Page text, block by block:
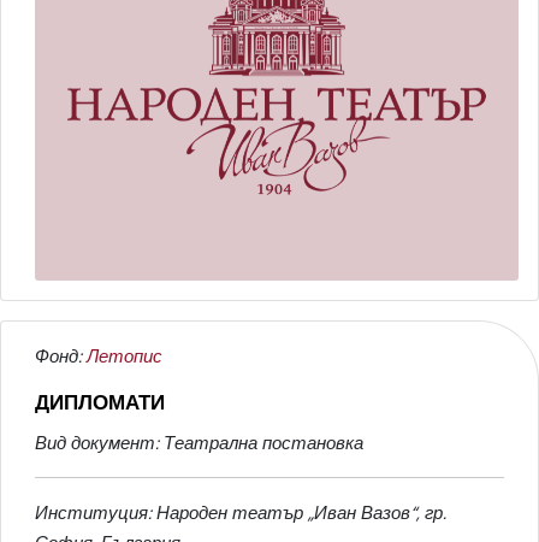
Фонд:Летопис
ДИПЛОМАТИ
Вид документ: Театрална постановка
Институция: Народен театър „Иван Вазов“, гр.